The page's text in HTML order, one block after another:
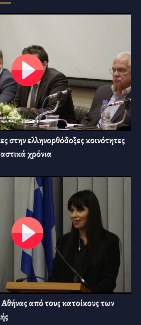
στην ελληνορθόδοξες κοινότητες
χρόνια
από τους κατοίκους των